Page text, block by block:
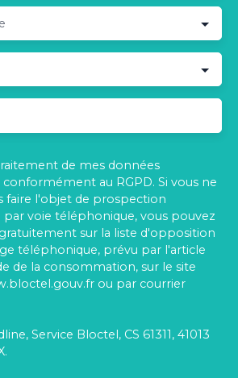
de mes données
au RGPD. Si vous ne
faire l'objet de prospection
voie téléphonique, vous pouvez
sur la liste d'opposition
téléphonique, prévu par l'article
de la consommation, sur le site
ou par courrier
Service Bloctel, CS 61311, 41013